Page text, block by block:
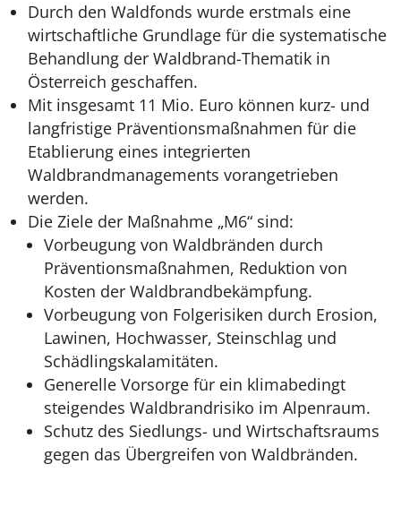
Durch den Waldfonds wurde erstmals eine
wirtschaftliche Grundlage für die systematische
Behandlung der Waldbrand-Thematik in
Österreich geschaffen.
Mit insgesamt 11 Mio. Euro können kurz- und
langfristige Präventionsmaßnahmen für die
Etablierung eines integrierten
Waldbrandmanagements vorangetrieben
werden.
Die Ziele der Maßnahme „M6“ sind:
Vorbeugung von Waldbränden durch
Präventionsmaßnahmen, Reduktion von
Kosten der Waldbrandbekämpfung.
Vorbeugung von Folgerisiken durch Erosion,
Lawinen, Hochwasser, Steinschlag und
Schädlingskalamitäten.
Generelle Vorsorge für ein klimabedingt
steigendes Waldbrandrisiko im Alpenraum.
Schutz des Siedlungs- und Wirtschaftsraums
gegen das Übergreifen von Waldbränden.